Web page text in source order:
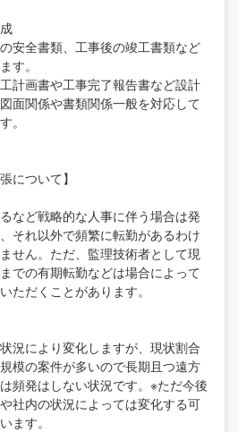
安全書類、工事後の竣工書類など
す。
計画書や工事完了報告書など設計
面関係や書類関係一般を対応して
。
について】
など戦略的な人事に伴う場合は発
それ以外で頻繁に転勤があるわけ
せん。ただ、監理技術者として現
での有期転勤などは場合によって
ただくことがあります。
況により変化しますが、現状割合
模の案件が多いので長期且つ遠方
頻発はしない状況です。※ただ今後
社内の状況によっては変化する可
ます。